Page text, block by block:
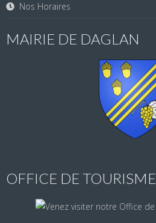
Nos Horaires
MAIRIE DE DAGLAN
OFFICE DE TOURISME